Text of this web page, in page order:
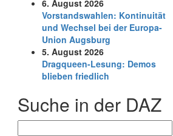
6. August 2026
Vorstandswahlen: Kontinuität
und Wechsel bei der Europa-
Union Augsburg
5. August 2026
Dragqueen-Lesung: Demos
blieben friedlich
Suche in der DAZ